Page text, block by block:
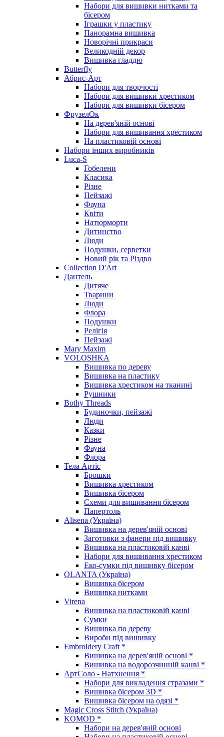
Набори для вишивки нитками та
бісером
Іграшки у пластику
Панорамна вишивка
Новорічні прикраси
Великодній декор
Вишивка гладдю
Butterfly
Абрис-Арт
Набори для творчості
Набори для вишивки хрестиком
Набори для вишивки бісером
ФрузелОк
На дерев'яній основі
Набори для вишивання хрестиком
На пластиковій основі
Набори інших виробників
Luca-S
Гобелени
Класика
Різне
Пейзажі
Фауна
Квіти
Натюрморти
Дитинство
Люди
Подушки, серветки
Новий рік та Різдво
Collection D'Art
Дантель
Дитяче
Тварини
Люди
Флора
Подушки
Релігія
Пейзажі
Mary Maxim
VOLOSHKA
Вишивка по дереву
Вишивка на пластику
Вишивка хрестиком на тканині
Рушники
Bothy Threads
Будиночки, пейзажі
Люди
Казки
Різне
Фауна
Флора
Тела Артіс
Брошки
Вишивка хрестиком
Вишивка бісером
Схеми для вишивання бісером
Папертоль
Alisena (Україна)
Вишивка на дерев'яній основі
Заготовки з фанери під вишивку
Вишивка на пластиковій канві
Набори для вишивання хрестиком
Еко-сумки під вишивку бісером
OLANTA (Україна)
Вишивка бісером
Вишивка нитками
Virena
Вишивка на пластиковій канві
Сумки
Вишивка по дереву
Вироби під вишивку
Embroidery Craft *
Вишивка на дерев'яній основі *
Вишивка на водорозчинній канві *
АртСоло - Натхнення *
Набори для викладення стразами *
Вишивка бісером 3D *
Вишивка бісером на одязі *
Magic Cross Stitch (Україна)
KOMOD *
Набори на дерев'яній основі